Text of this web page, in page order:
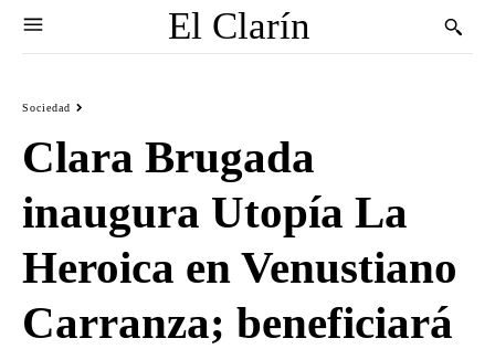
El Clarín
Sociedad
Clara Brugada
inaugura Utopía La
Heroica en Venustiano
Carranza; beneficiará